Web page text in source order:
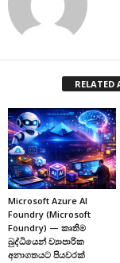
RELATED
Microsoft Azure AI
Foundry (Microsoft
Foundry) — කෘතිම
බුද්ධියෙන් ව්‍යාපාරික
අනාගතයට පියවරක්